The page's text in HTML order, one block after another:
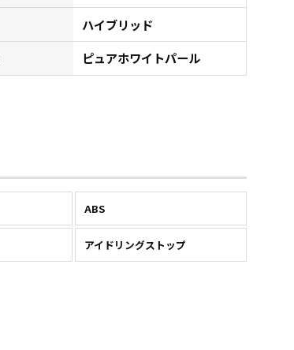
ハイブリッド
ピュアホワイトパール
ABS
アイドリングストップ